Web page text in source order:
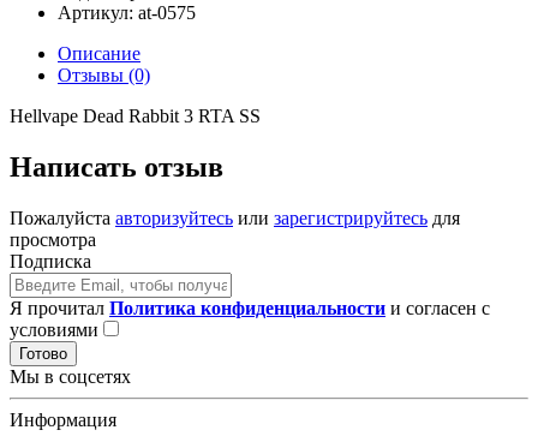
Артикул: at-0575
Описание
Отзывы (0)
Hellvape Dead Rabbit 3 RTA SS
Написать отзыв
Пожалуйста авторизуйтесь или зарегистрируйтесь для
просмотра
Подписка
Я прочитал Политика конфиденциальности и согласен с
условиями
Готово
Мы в соцсетях
Информация